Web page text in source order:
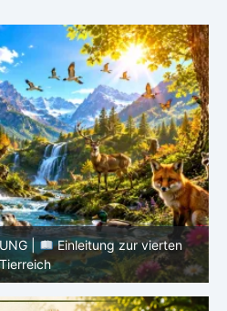
|
Einleitung zur vierten